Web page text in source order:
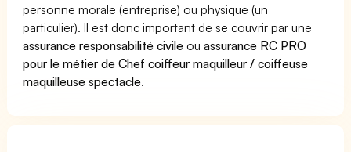
personne morale (entreprise) ou physique (un
particulier). Il est donc important de se couvrir par une
assurance responsabilité civile ouassurance RC PRO
pour le métier de Chef coiffeur maquilleur / coiffeuse
maquilleuse spectacle.